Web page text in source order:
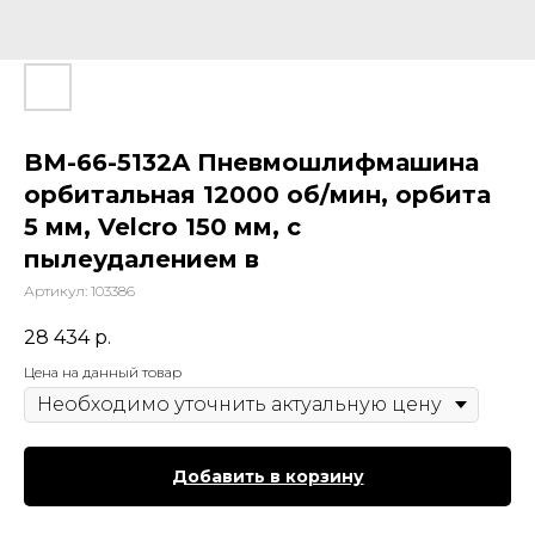
BM-66-5132A Пневмошлифмашина
орбитальная 12000 об/мин, орбита
5 мм, Velcro 150 мм, с
пылеудалением в
Артикул: 103386
28 434 р.
Цена на данный товар
Добавить в корзину